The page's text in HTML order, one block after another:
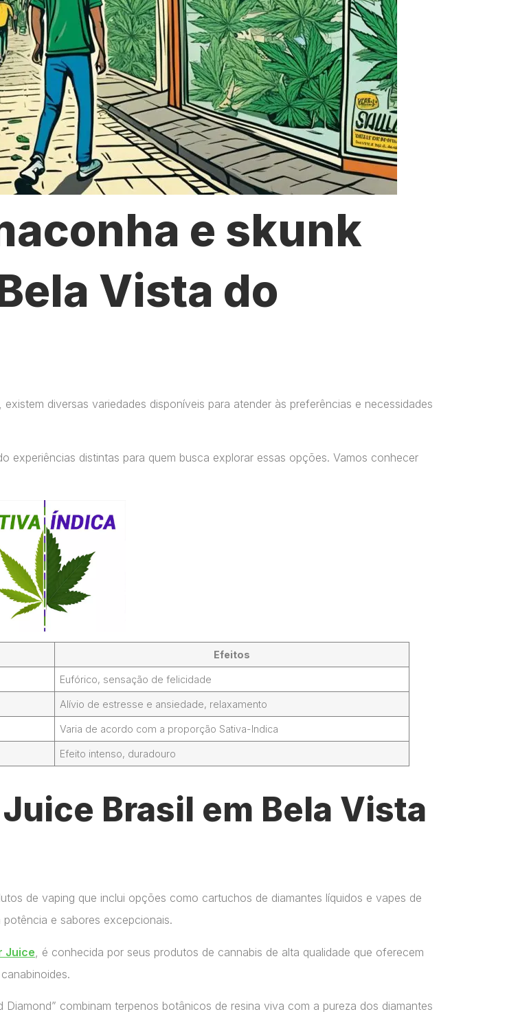
e skunk
Vista do
diversas variedades disponíveis para atender às preferências e necessidades
experiências distintas para quem busca explorar essas opções. Vamos conhecer
Efeitos
Eufórico, sensação de felicidade
Alívio de estresse e ansiedade, relaxamento
Varia de acordo com a proporção Sativa-Indica
Efeito intenso, duradouro
Brasil em Bela Vista
de vaping que inclui opções como cartuchos de diamantes líquidos e vapes de
e sabores excepcionais.
Juice , é conhecida por seus produtos de cannabis de alta qualidade que oferecem
Diamond” combinam terpenos botânicos de resina viva com a pureza dos diamantes